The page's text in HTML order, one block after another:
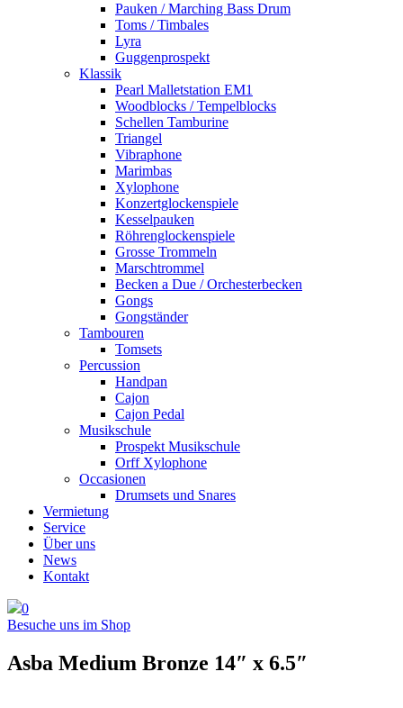
Pauken / Marching Bass Drum
Toms / Timbales
Lyra
Guggenprospekt
Klassik
Pearl Malletstation EM1
Woodblocks / Tempelblocks
Schellen Tamburine
Triangel
Vibraphone
Marimbas
Xylophone
Konzertglockenspiele
Kesselpauken
Röhren­glocken­spiele
Grosse Trommeln
Marschtrommel
Becken a Due / Orchester­becken
Gongs
Gongständer
Tambouren
Tomsets
Percussion
Handpan
Cajon
Cajon Pedal
Musikschule
Prospekt Musikschule
Orff Xylophone
Occasionen
Drumsets und Snares
Vermietung
Service
Über uns
News
Kontakt
0
Besuche uns im Shop
Asba Medium Bronze 14″ x 6.5″